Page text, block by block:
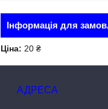
Інформація для
Ціна: 20 ₴